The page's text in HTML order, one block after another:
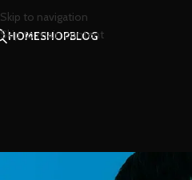
Skip to navigation
Skip to main content
HOMESHOPBLOG